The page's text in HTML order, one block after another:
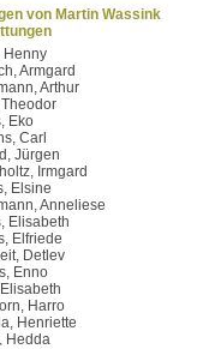
von Martin Wassink
Henny
Armgard
Arthur
Eko
Carl
Jürgen
Irmgard
Elsine
Anneliese
Elisabeth
Elfriede
Detlev
Enno
Harro
Henriette
Hedda